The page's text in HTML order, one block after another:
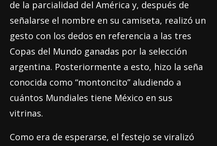
de la parcialidad del América y, después de
señalarse el nombre en su camiseta, realizó un
gesto con los dedos en referencia a las tres
Copas del Mundo ganadas por la selección
argentina. Posteriormente a esto, hizo la seña
conocida como “montoncito” aludiendo a
cuántos Mundiales tiene México en sus
vitrinas.
Como era de esperarse, el festejo se viralizó